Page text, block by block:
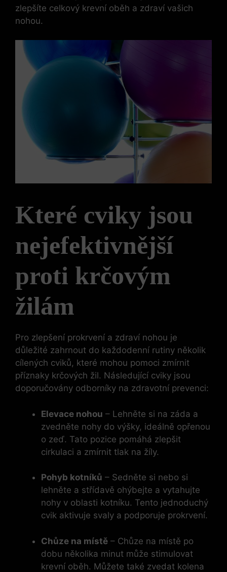
zlepšíte celkový krevní oběh a zdraví vašich
nohou.
Které cviky jsou
nejefektivnější
proti krčovým
žilám
Pro zlepšení prokrvení a zdraví nohou je
důležité zahrnout do každodenní rutiny několik
cílených cviků, které mohou pomoci zmírnit
příznaky krčových žil. Následující cviky jsou
doporučovány odborníky na zdravotní prevenci:
Elevace nohou – Lehněte si na záda a
zvedněte nohy do výšky, ideálně opřenou
o zeď. Tato pozice pomáhá zlepšit
cirkulaci a zmírnit tlak na žíly.
Pohyb kotníků – Sedněte si nebo si
lehněte a střídavě ohýbejte a vytahujte
nohy v oblasti kotníku. Tento jednoduchý
cvik aktivuje svaly a podporuje prokrvení.
Chůze na místě – Chůze na místě po
dobu několika minut může stimulovat
krevní oběh. Můžete také zvedat kolena